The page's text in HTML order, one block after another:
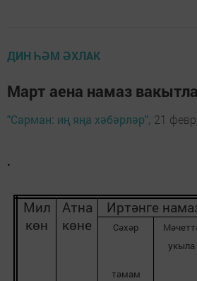
ДИН ҺӘМ ӘХЛАК
Март аена намаз
"Сарман: иң яңа хәбәрләр", 21
.
Мил
көн
Атна
көне
Иртәнге
Сәхәр
тәмам
М
укыла